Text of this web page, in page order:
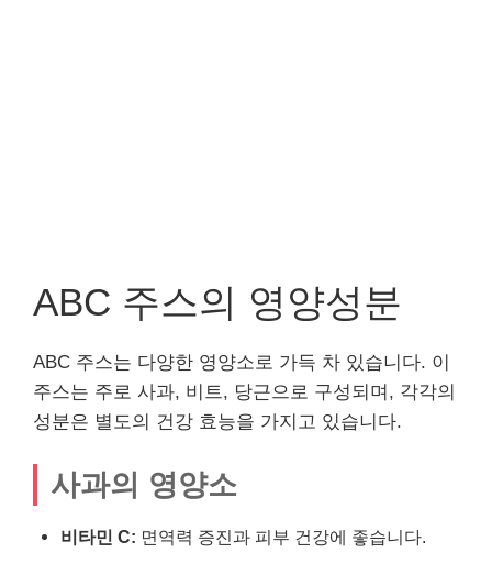
ABC 주스의 영양성분
ABC 주스는 다양한 영양소로 가득 차 있습니다. 이
주스는 주로 사과, 비트, 당근으로 구성되며, 각각의
성분은 별도의 건강 효능을 가지고 있습니다.
사과의 영양소
비타민 C: 면역력 증진과 피부 건강에 좋습니다.